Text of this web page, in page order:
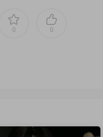
0 0